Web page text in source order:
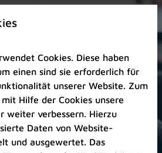
Cookies. Diese haben
einen sind sie erforderlich für
unserer Website. Zum
Hilfe der Cookies unsere
weiter verbessern. Hierzu
Daten von Website-
und ausgewertet. Das